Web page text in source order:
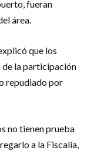
fueran
área.
que los
de la participación
repudiado por
no tienen prueba
a la Fiscalía,